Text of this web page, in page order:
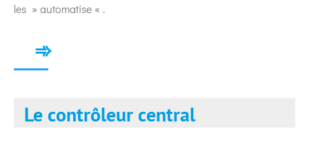
les » automatise « .
Le contrôleur central